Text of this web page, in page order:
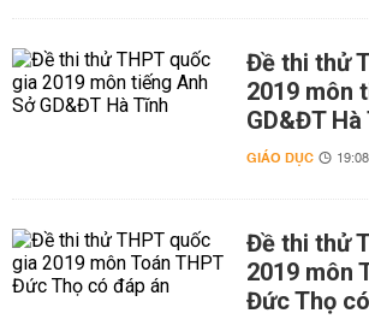
Đề thi thử
2019 môn
GD&ĐT Hà
GIÁO DỤC
Đề thi thử
2019 môn
Đức Thọ